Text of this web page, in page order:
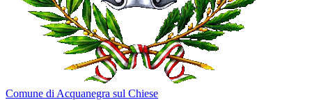
Comune di Acquanegra sul Chiese